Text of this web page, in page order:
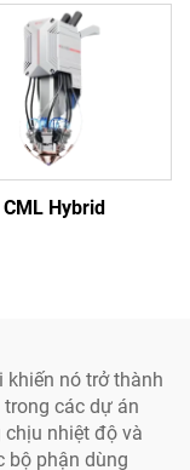
CML Hybrid
khiến nó trở thành
các dự án
chịu nhiệt độ và
bộ phận dùng